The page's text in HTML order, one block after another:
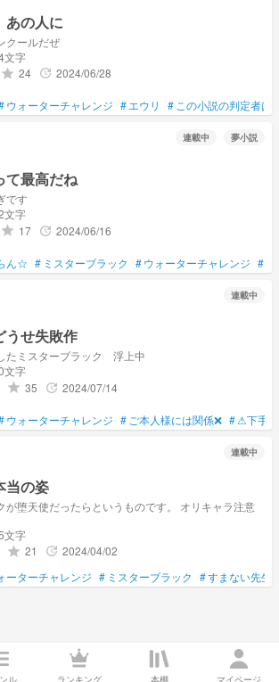
ル ランキング 本棚 マイページ
あの人に
クールだぜ
文字
grade 24 update 2024/06/28
ウォーターチャレンジ #エウリ #この小説の判定者は
連載中 夢小説
て最高だね
です
文字
grade 17 update 2024/06/16
ん☆ # ミスターブラック #ウォーターチャレンジ #
連載中
うせ失敗作
たミスターブラック 浮上中
文字
grade 35 update 2024/07/14
ウォーターチャレンジ # ご本人様には関係❌ #⚠下手
連載中
当の姿
が堕天使だったらというものです。 オリキャラ注意
文字
grade 21 update 2024/04/02
ーターチャレンジ # ミスターブラック #すまない先生